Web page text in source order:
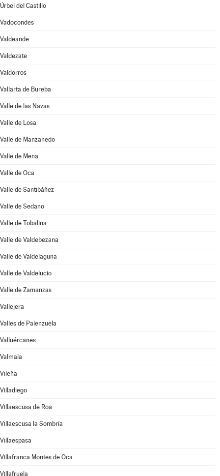
Úrbel del Castillo
Vadocondes
Valdeande
Valdezate
Valdorros
Vallarta de Bureba
Valle de las Navas
Valle de Losa
Valle de Manzanedo
Valle de Mena
Valle de Oca
Valle de Santibáñez
Valle de Sedano
Valle de Tobalina
Valle de Valdebezana
Valle de Valdelaguna
Valle de Valdelucio
Valle de Zamanzas
Vallejera
Valles de Palenzuela
Valluércanes
Valmala
Vileña
Villadiego
Villaescusa de Roa
Villaescusa la Sombría
Villaespasa
Villafranca Montes de Oca
Villafruela